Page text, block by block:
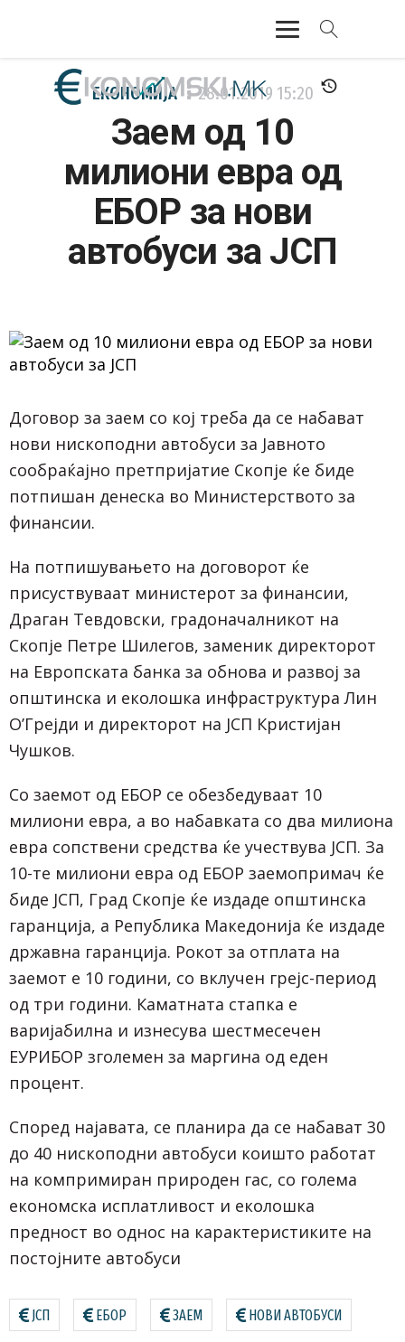
АКТУЕЛНО
ЕКОНОМИЈА
ФИНАНСИИ
БАНКАРСТВО
ЖИВОТ
ЕКОНОМИЈА 28.01.2019 15:20
Заем од 10
милиони евра од
ЕБОР за нови
автобуси за ЈСП
Договор за заем со кој треба да се набават
нови нископодни автобуси за Јавното
сообраќајно претпријатие Скопје ќе биде
потпишан денеска во Министерството за
финансии.
На потпишувањето на договорот ќе
присуствуваат министерот за финансии,
Драган Тевдовски, градоначалникот на
Скопје Петре Шилегов, заменик директорот
на Европската банка за обнова и развој за
општинска и еколошка инфраструктура Лин
О’Грејди и директорот на ЈСП Кристијан
Чушков.
Со заемот од ЕБОР се обезбедуваат 10
милиони евра, а во набавката со два милиона
евра сопствени средства ќе учествува ЈСП. За
10-те милиони евра од ЕБОР заемопримач ќе
биде ЈСП, Град Скопје ќе издаде општинска
гаранција, а Република Македонија ќе издаде
државна гаранција. Рокот за отплата на
заемот е 10 години, со вклучен грејс-период
од три години. Каматната стапка е
варијабилна и изнесува шестмесечен
ЕУРИБОР зголемен за маргина од еден
процент.
Според најавата, се планира да се набават 30
до 40 нископодни автобуси коишто работат
на компримиран природен гас, со голема
економска исплатливост и еколошка
предност во однос на карактеристиките на
постојните автобуси
ЈСП ЕБОР ЗАЕМ НОВИ АВТОБУСИ